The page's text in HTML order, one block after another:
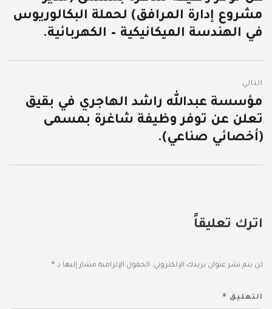
مشروع إدارة المرافق) لحملة البكالوريوس
في الهندسة الميكانيكية – الكهربائية.
التالي
المقالة
التالية:
مؤسسة عبدالله راشد الهاجري في بقيق
تعلن عن توفر وظيفة شاغرة بمسمى
(أخصائي صناعي).
اترك تعليقاً
لن يتم نشر عنوان بريدك الإلكتروني. الحقول الإلزامية مشار إليها بـ *
التعليق *